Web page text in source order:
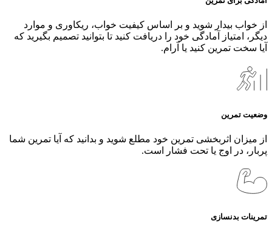
از خواب بیدار شوید و بر اساس کیفیت خواب، ریکاوری و موارد
دیگر، امتیاز آمادگی خود را دریافت کنید تا بتوانید تصمیم بگیرید که
آیا سخت تمرین کنید یا آرام.
وضعیت تمرین
از میزان اثربخشی تمرین خود مطلع شوید و بدانید که آیا تمرین شما
پربار، در اوج یا تحت فشار است.
تمرینات بدنسازی